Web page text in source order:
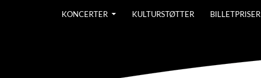
KONCERTER KULTURSTØTTER BILLETPRISER